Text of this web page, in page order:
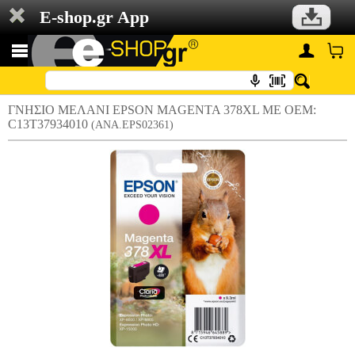
E-shop.gr App
ΓΝΗΣΙΟ ΜΕΛΑΝΙ EPSON MAGENTA 378XL ΜΕ OEM:
C13T37934010 (ANA.EPS02361)